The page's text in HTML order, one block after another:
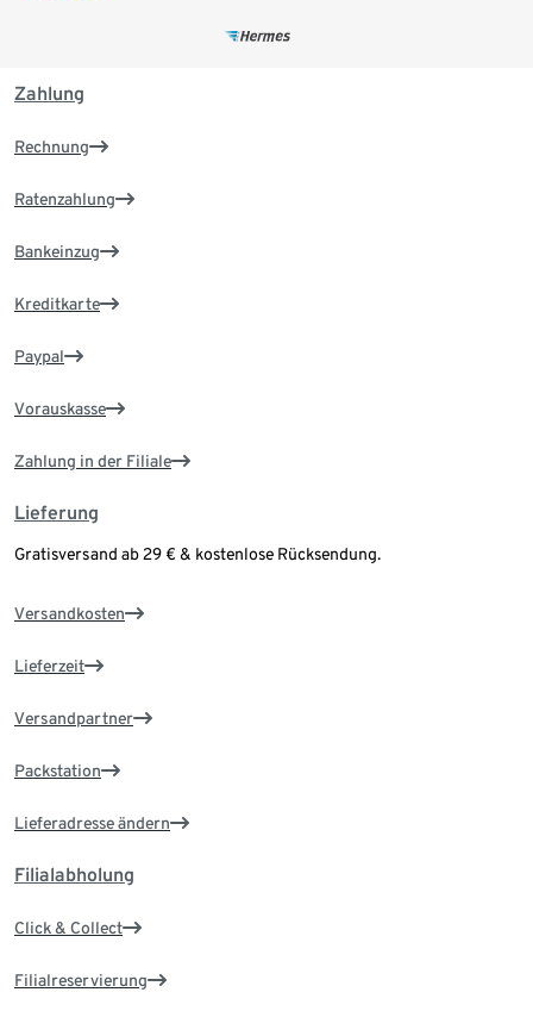
Zahlung
Rechnung
Ratenzahlung
Bankeinzug
Kreditkarte
Paypal
Vorauskasse
Zahlung in der Filiale
Lieferung
Gratisversand ab 29 € & kostenlose Rücksendung.
Versandkosten
Lieferzeit
Versandpartner
Packstation
Lieferadresse ändern
Filialabholung
Click & Collect
Filialreservierung